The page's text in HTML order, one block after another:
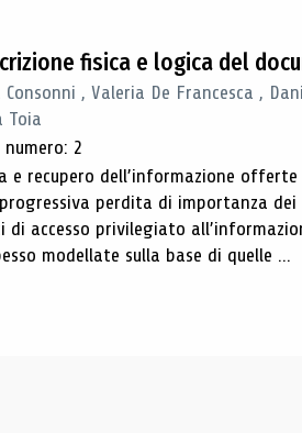
fisica e logica del
Consonni , Valeria De Francesca ,
Toia
numero: 2
e recupero dell’informazione
perdita di importanza
di accesso privilegiato
modellate sulla base di quelle ...